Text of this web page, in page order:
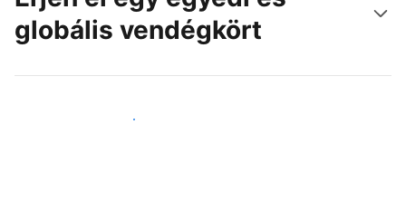
globális vendégkört
Érjen el új vendégeket még ma